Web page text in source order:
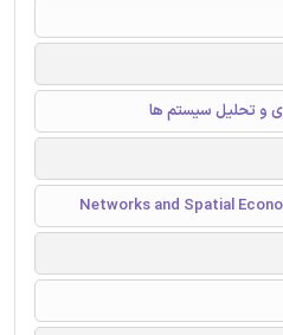
و تحلیل سیستم ها